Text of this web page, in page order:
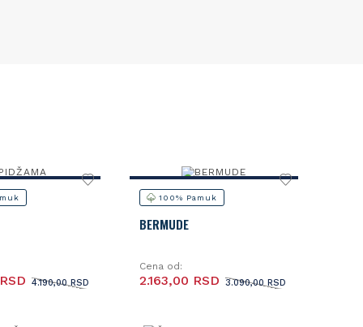
4.190,00 RSD
100% Pamuk
BERMUDE
Cena od:
3.090,00 RSD
2.163,00 RSD